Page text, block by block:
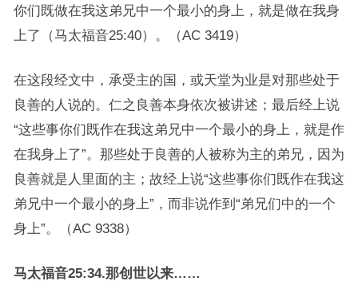
你们既做在我这弟兄中一个最小的身上，就是做在我身
上了（马太福音25:40）。（AC 3419）
在这段经文中，承受主的国，或天堂为业是对那些处于
良善的人说的。仁之良善本身依次被讲述；最后经上说
“这些事你们既作在我这弟兄中一个最小的身上，就是作
在我身上了”。那些处于良善的人被称为主的弟兄，因为
良善就是人里面的主；故经上说“这些事你们既作在我这
弟兄中一个最小的身上”，而非说作到“弟兄们中的一个
身上”。（AC 9338）
马太福音25:34.那创世以来……